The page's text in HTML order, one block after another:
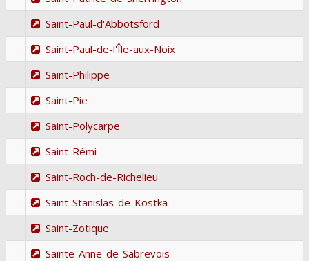
Saint-Paul-d'Abbotsford
Saint-Paul-de-l'Île-aux-Noix
Saint-Philippe
Saint-Pie
Saint-Polycarpe
Saint-Rémi
Saint-Roch-de-Richelieu
Saint-Stanislas-de-Kostka
Saint-Zotique
Sainte-Anne-de-Sabrevois